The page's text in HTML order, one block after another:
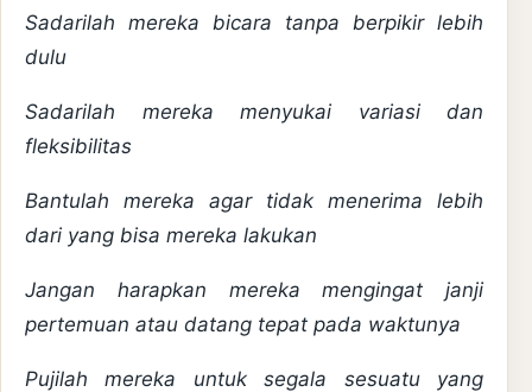
Sadarilah mereka bicara tanpa berpikir lebih
dulu
Sadarilah mereka menyukai variasi dan
fleksibilitas
Bantulah mereka agar tidak menerima lebih
dari yang bisa mereka lakukan
Jangan harapkan mereka mengingat janji
pertemuan atau datang tepat pada waktunya
Pujilah mereka untuk segala sesuatu yang